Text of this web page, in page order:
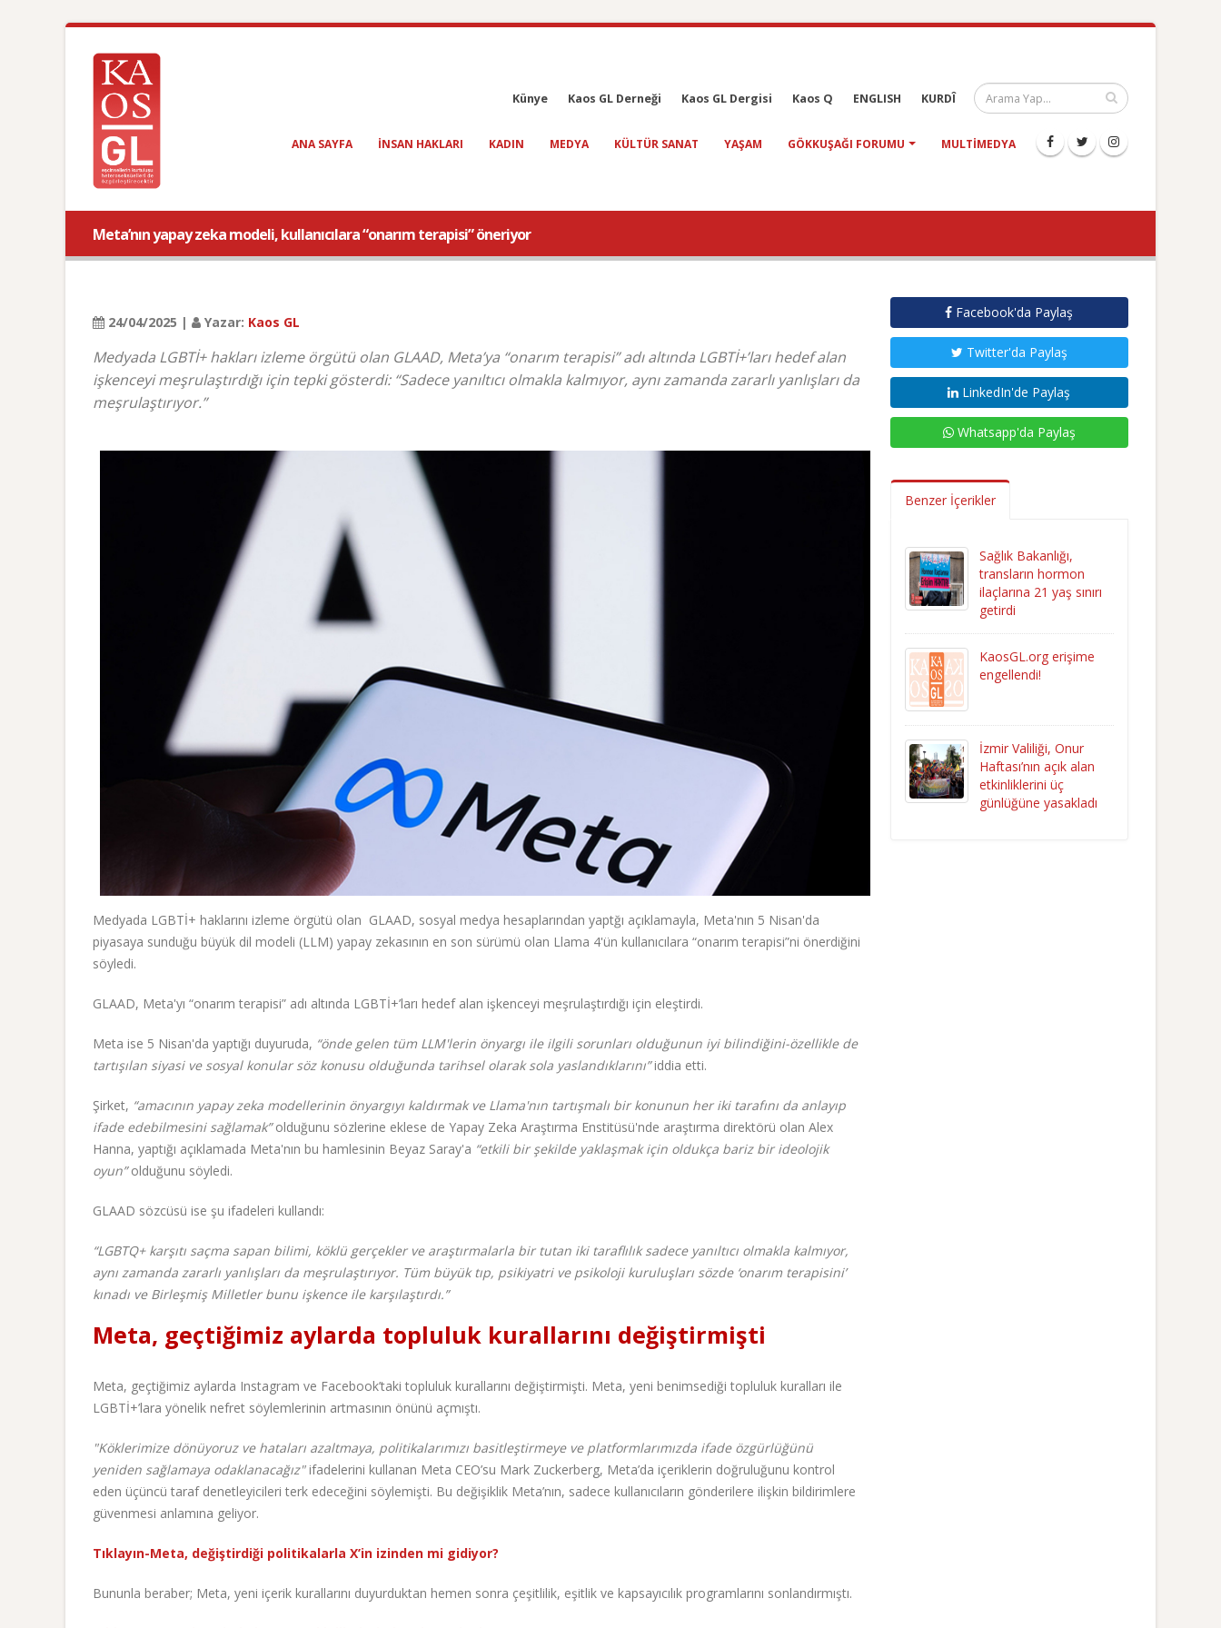
Künye Kaos GL Derneği Kaos GL Dergisi Kaos Q ENGLISH KURDÎ
ANA SAYFA INSAN HAKLARI KADIN MEDYA KÜLTÜR SANAT YAŞAM GÖKKUŞAĞI FORUMU MULTIMEDYA
Meta’nın yapay zeka modeli, kullanıcılara “onarım terapisi” öneriyor
24/04/2025 | Yazar: Kaos GL
Medyada LGBTİ+ hakları izleme örgütü olan GLAAD, Meta’ya “onarım terapisi” adı altında LGBTİ+’ları hedef alan
işkenceyi meşrulaştırdığı için tepki gösterdi: “Sadece yanıltıcı olmakla kalmıyor, aynı zamanda zararlı yanlışları da
meşrulaştırıyor.”
Medyada LGBTİ+ haklarını izleme örgütü olan GLAAD, sosyal medya hesaplarından yaptğı açıklamayla, Meta'nın 5 Nisan'da
piyasaya sunduğu büyük dil modeli (LLM) yapay zekasının en son sürümü olan Llama 4'ün kullanıcılara “onarım terapisi”ni önerdiğini
söyledi.
GLAAD, Meta'yı “onarım terapisi” adı altında LGBTİ+’ları hedef alan işkenceyi meşrulaştırdığı için eleştirdi.
Meta ise 5 Nisan'da yaptığı duyuruda, “önde gelen tüm LLM'lerin önyargı ile ilgili sorunları olduğunun iyi bilindiğini-özellikle de
tartışılan siyasi ve sosyal konular söz konusu olduğunda tarihsel olarak sola yaslandıklarını”iddia etti.
Şirket, “amacının yapay zeka modellerinin önyargıyı kaldırmak ve Llama'nın tartışmalı bir konunun her iki tarafını da anlayıp
ifade edebilmesini sağlamak”olduğunu sözlerine eklese de Yapay Zeka Araştırma Enstitüsü'nde araştırma direktörü olan Alex
Hanna, yaptığı açıklamada Meta'nın bu hamlesinin Beyaz Saray'a “etkili bir şekilde yaklaşmak için oldukça bariz bir ideolojik
oyun”olduğunu söyledi.
GLAAD sözcüsü ise şu ifadeleri kullandı:
“LGBTQ+ karşıtı saçma sapan bilimi, köklü gerçekler ve araştırmalarla bir tutan iki taraflılık sadece yanıltıcı olmakla kalmıyor,
aynı zamanda zararlı yanlışları da meşrulaştırıyor. Tüm büyük tıp, psikiyatri ve psikoloji kuruluşları sözde ‘onarım terapisini’
kınadı ve Birleşmiş Milletler bunu işkence ile karşılaştırdı.”
Meta, geçtiğimiz aylarda topluluk kurallarını değiştirmişti
Meta, geçtiğimiz aylarda Instagram ve Facebook’taki topluluk kurallarını değiştirmişti. Meta, yeni benimsediği topluluk kuralları ile
LGBTİ+’lara yönelik nefret söylemlerinin artmasının önünü açmıştı.
"Köklerimize dönüyoruz ve hataları azaltmaya, politikalarımızı basitleştirmeye ve platformlarımızda ifade özgürlüğünü
yeniden sağlamaya odaklanacağız"ifadelerini kullanan Meta CEO’su Mark Zuckerberg, Meta’da içeriklerin doğruluğunu kontrol
eden üçüncü taraf denetleyicileri terk edeceğini söylemişti. Bu değişiklik Meta’nın, sadece kullanıcıların gönderilere ilişkin bildirimlere
güvenmesi anlamına geliyor.
Tıklayın-Meta, değiştirdiği politikalarla X’in izinden mi gidiyor?
Bununla beraber; Meta, yeni içerik kurallarını duyurduktan hemen sonra çeşitlilik, eşitlik ve kapsayıcılık programlarını sonlandırmıştı.
Facebook'da Paylaş
Twitter'da Paylaş
LinkedIn'de Paylaş
Whatsapp'da Paylaş
Benzer İçerikler
Sağlık Bakanlığı,
transların hormon
ilaçlarına 21 yaş sınırı
getirdi
KaosGL.org erişime
engellendi!
İzmir Valiliği, Onur
Haftası’nın açık alan
etkinliklerini üç
günlüğüne yasakladı